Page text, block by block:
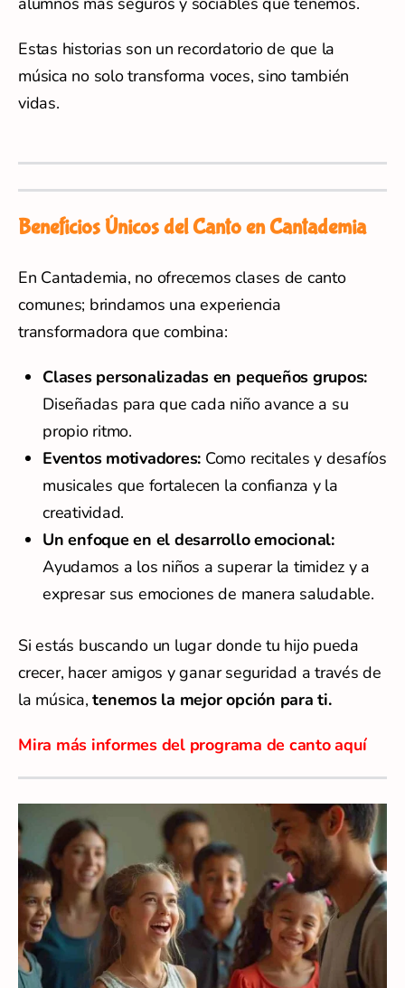
Estas historias son un recordatorio de que la
música no solo transforma voces, sino también
vidas.
Beneficios Únicos del Canto en Cantademia
En Cantademia, no ofrecemos clases de canto
comunes; brindamos una experiencia
transformadora que combina:
Clases personalizadas en pequeños grupos:
Diseñadas para que cada niño avance a su
propio ritmo.
Eventos motivadores: Como recitales y desafíos
musicales que fortalecen la confianza y la
creatividad.
Un enfoque en el desarrollo emocional:
Ayudamos a los niños a superar la timidez y a
expresar sus emociones de manera saludable.
Si estás buscando un lugar donde tu hijo pueda
crecer, hacer amigos y ganar seguridad a través de
la música,tenemos la mejor opción para ti.
Mira más informes del programa de canto aquí